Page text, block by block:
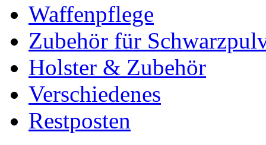
Waffenpflege
Zubehör für
Holster & Zubehör
Verschiedenes
Restposten